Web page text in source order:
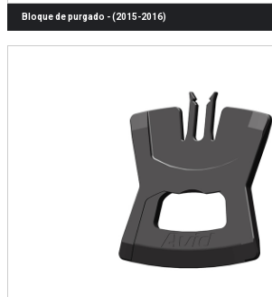
Bloque de purgado - (2015-2016)